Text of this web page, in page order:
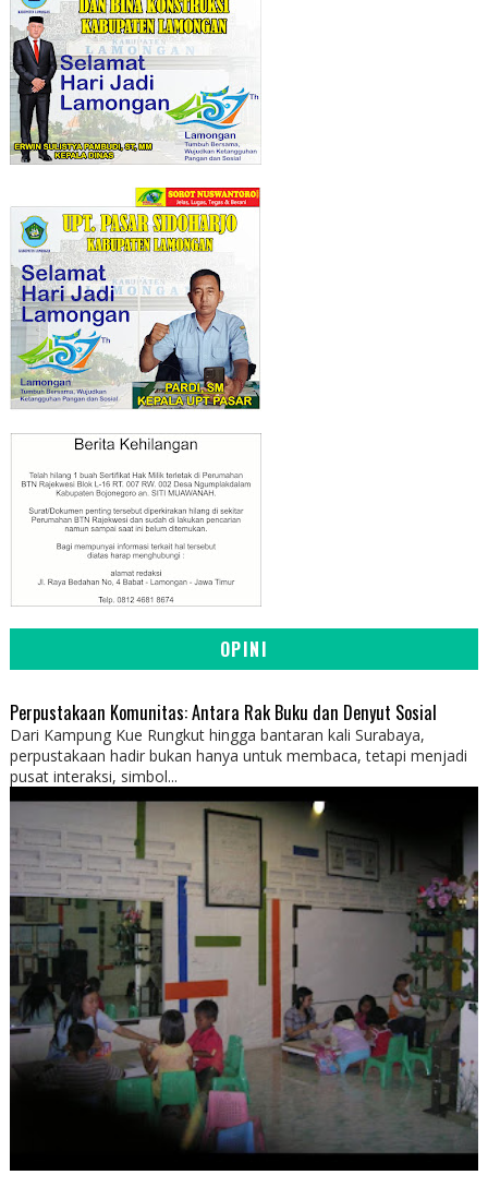
OPINI
Perpustakaan Komunitas: Antara Rak Buku dan Denyut Sosial
Dari Kampung Kue Rungkut hingga bantaran kali Surabaya,
perpustakaan hadir bukan hanya untuk membaca, tetapi menjadi
pusat interaksi, simbol...